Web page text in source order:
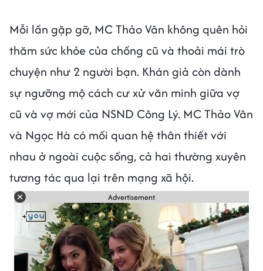
Mỗi lần gặp gỡ, MC Thảo Vân không quên hỏi
thăm sức khỏe của chồng cũ và thoải mái trò
chuyện như 2 người bạn. Khán giả còn dành
sự ngưỡng mộ cách cư xử văn minh giữa vợ
cũ và vợ mới của NSND Công Lý. MC Thảo Vân
và Ngọc Hà có mối quan hệ thân thiết với
nhau ở ngoài cuộc sống, cả hai thường xuyên
tương tác qua lại trên mạng xã hội.
Advertisement